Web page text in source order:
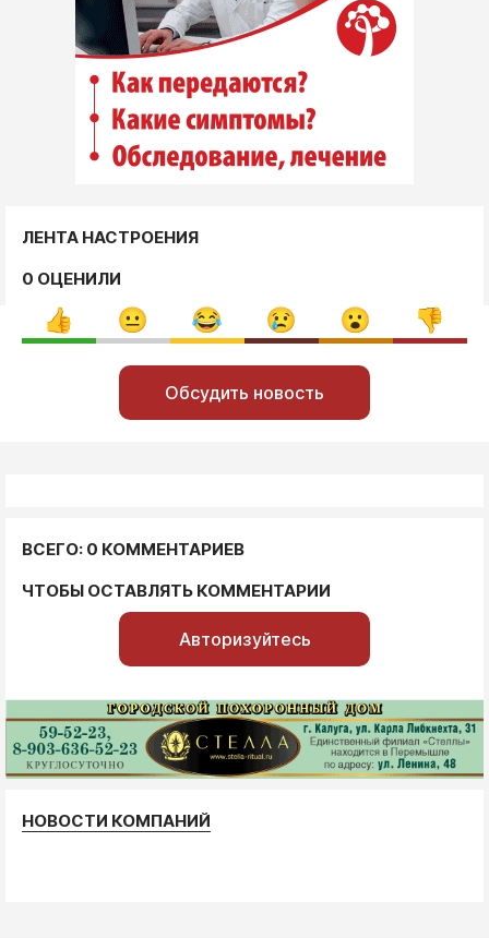
ЛЕНТА НАСТРОЕНИЯ
0 ОЦЕНИЛИ
Обсудить новость
ВСЕГО: 0 КОММЕНТАРИЕВ
ЧТОБЫ ОСТАВЛЯТЬ КОММЕНТАРИИ
Авторизуйтесь
НОВОСТИ КОМПАНИЙ